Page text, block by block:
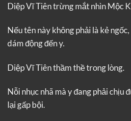
Diệp Vĩ Tiên trừng mắt nhìn Mộc
Nếu tên này không phải là kẻ
dám động đến y.
Diệp Vĩ Tiên thầm thề trong lòng.
Nỗi nhục nhã mà y đang phải chịu
lại gấp bội.